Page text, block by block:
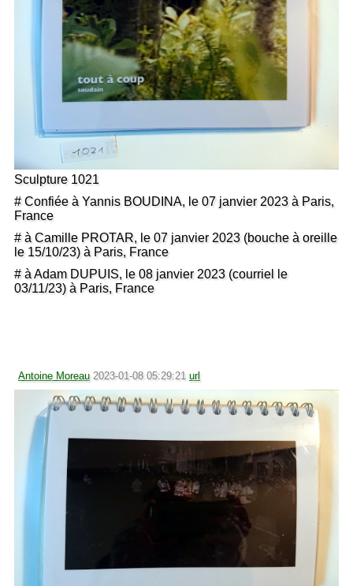
Sculpture 1021
# Confiée à Yannis BOUDINA, le 07 janvier 2023 à Paris,
France
# à Camille PROTAR, le 07 janvier 2023 (bouche à oreille
le 15/10/23) à Paris, France
# à Adam DUPUIS, le 08 janvier 2023 (courriel le
03/11/23) à Paris, France
Antoine Moreau 2023-01-08 05:29:21 url